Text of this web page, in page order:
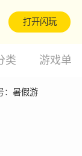
打开闪玩
类 游戏单
：暑假游